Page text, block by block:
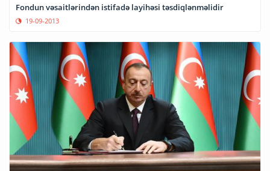
Fondun vəsaitlərindən istifadə layihəsi təsdiqlənməlidir
19-09-2013